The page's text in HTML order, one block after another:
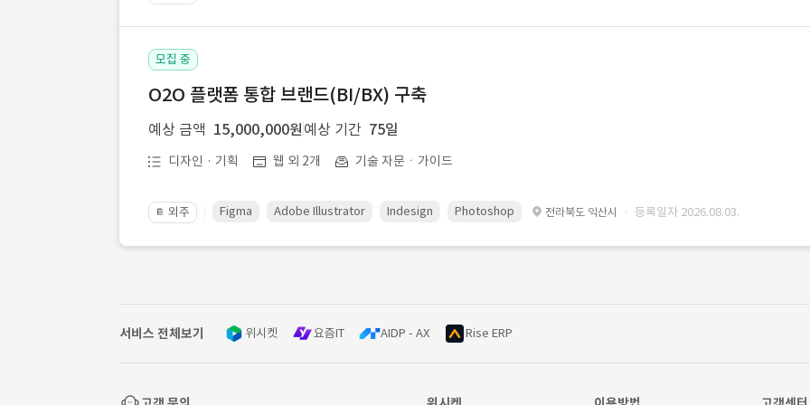
모집 중
O2O 플랫폼 통합 브랜드(BI/BX) 구축
예상 금액 15,000,000원 예상 기간 75일
디자인 · 기획 웹 외 2개 기술 자문ㆍ가이드
📔 외주 Figma Adobe Illustrator Indesign Photoshop 전라북도 익산시 · 등록일자 2026.08.03.
서비스 전체보기 위시켓 요즘IT AIDP - AX Rise ERP